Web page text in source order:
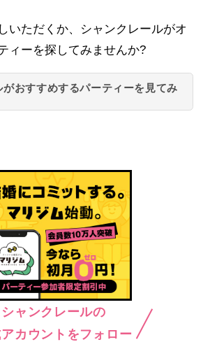
いただくか、シャンクレールがオ
ィーを探してみませんか?
がおすすめするパーティーを見てみ
シャンクレールの
カウントをフォロー